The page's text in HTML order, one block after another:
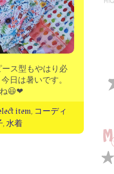
ース型もやはり必
日は暑いです。
😃❤
item, コーディ
,水着